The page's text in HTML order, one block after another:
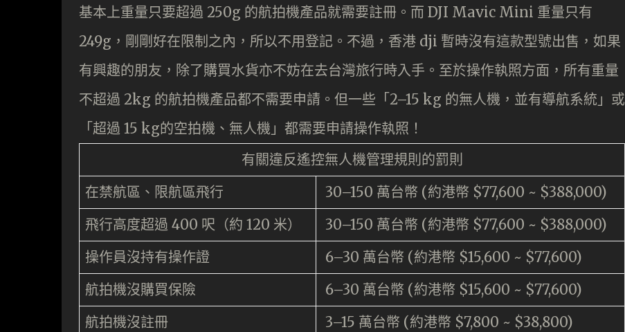
基本上重量只要超過 250g 的航拍機產品就需要註冊。而 DJI Mavic Mini 重量只有
249g，剛剛好在限制之內，所以不用登記。不過，香港 dji 暫時沒有這款型號出售，如果
有興趣的朋友，除了購買水貨亦不妨在去台灣旅行時入手。至於操作執照方面，所有重量
不超過 2kg 的航拍機產品都不需要申請。但一些「2–15 kg 的無人機，並有導航系統」或
「超過 15 kg的空拍機、無人機」都需要申請操作執照！
有關違反遙控無人機管理規則的罰則
在禁航區、限航區飛行
30–150 萬台幣 (約港幣 $77,600 ~ $388,000)
飛行高度超過 400 呎（約 120 米）
30–150 萬台幣 (約港幣 $77,600 ~ $388,000)
操作員沒持有操作證
6–30 萬台幣 (約港幣 $15,600 ~ $77,600)
航拍機沒購買保險
6–30 萬台幣 (約港幣 $15,600 ~ $77,600)
航拍機沒註冊
3–15 萬台幣 (約港幣 $7,800 ~ $38,800)